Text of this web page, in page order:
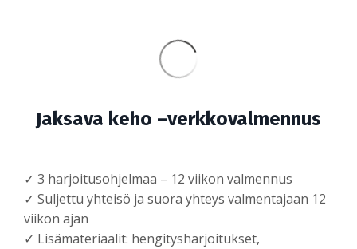
Jaksava keho –verkkovalmennus
✓ 3 harjoitusohjelmaa – 12 viikon valmennus
✓ Suljettu yhteisö ja suora yhteys valmentajaan 12
viikon ajan
✓ Lisämateriaalit: hengitysharjoitukset,